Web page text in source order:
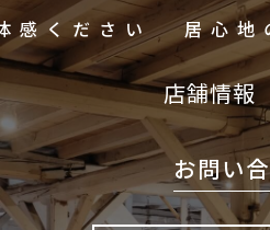
ご体感ください
店舗情報
お問い